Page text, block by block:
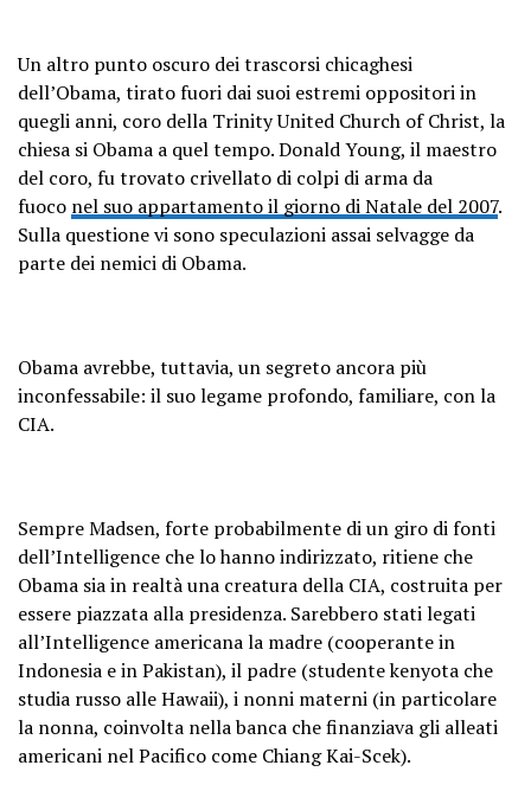
Un altro punto oscuro dei trascorsi chicaghesi
dell’Obama, tirato fuori dai suoi estremi oppositori in
quegli anni, coro della Trinity United Church of Christ, la
chiesa si Obama a quel tempo. Donald Young, il maestro
del coro, fu trovato crivellato di colpi di arma da
fuoco nel suo appartamento il giorno di Natale del 2007.
Sulla questione vi sono speculazioni assai selvagge da
parte dei nemici di Obama.
Obama avrebbe, tuttavia, un segreto ancora più
inconfessabile: il suo legame profondo, familiare, con la
CIA.
Sempre Madsen, forte probabilmente di un giro di fonti
dell’Intelligence che lo hanno indirizzato, ritiene che
Obama sia in realtà una creatura della CIA, costruita per
essere piazzata alla presidenza. Sarebbero stati legati
all’Intelligence americana la madre (cooperante in
Indonesia e in Pakistan), il padre (studente kenyota che
studia russo alle Hawaii), i nonni materni (in particolare
la nonna, coinvolta nella banca che finanziava gli alleati
americani nel Pacifico come Chiang Kai-Scek).